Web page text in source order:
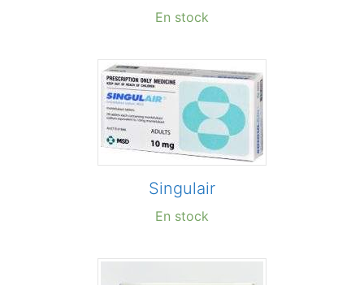
En stock
Singulair
En stock